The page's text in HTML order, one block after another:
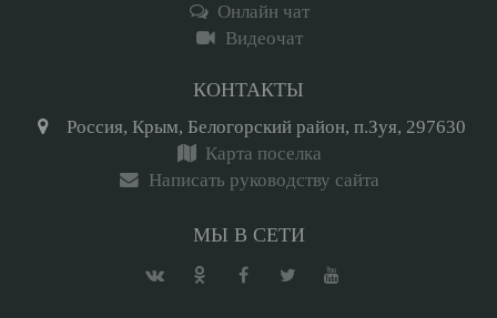
Онлайн чат
Видеочат
КОНТАКТЫ
Россия, Крым, Белогорский район, п.Зуя, 297630
Карта поселка
Написать руководству сайта
МЫ В СЕТИ